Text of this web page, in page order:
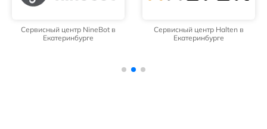
Сервисный центр NineBot в
Екатеринбурге
Сервисный центр Halten в
Екатеринбурге